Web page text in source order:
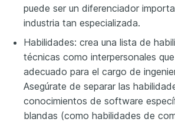
puede ser un diferenciador
industria tan especializada.
Habilidades: crea una lista de
técnicas como interpersonales
adecuado para el cargo de
Asegúrate de separar las
conocimientos de software
blandas (como habilidades de